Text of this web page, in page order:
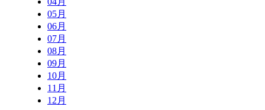
05月
06月
07月
08月
09月
10月
11月
12月